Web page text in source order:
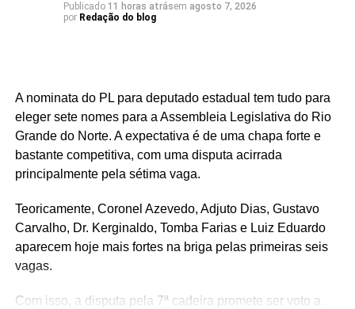
Publicado 11 horas atrásem agosto 7, 2026
por Redação do blog
A nominata do PL para deputado estadual tem tudo para
eleger sete nomes para a Assembleia Legislativa do Rio
Grande do Norte. A expectativa é de uma chapa forte e
bastante competitiva, com uma disputa acirrada
principalmente pela sétima vaga.
Teoricamente, Coronel Azevedo, Adjuto Dias, Gustavo
Carvalho, Dr. Kerginaldo, Tomba Farias e Luiz Eduardo
aparecem hoje mais fortes na briga pelas primeiras seis
vagas.
Com isso, a disputa pela 7ª cadeira promete ser voto a